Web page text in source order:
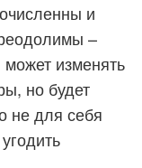
и
–
изменять
но будет
не для себя